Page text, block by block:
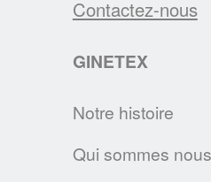
changent au 1er
Textile & Fashion
candidatures sont
Contactez-nous
GINETEX
Notre histoire
Qui sommes